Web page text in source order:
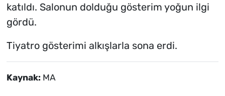
katıldı. Salonun dolduğu gösterim yoğun ilgi
gördü.
Tiyatro gösterimi alkışlarla sona erdi.
Kaynak: MA